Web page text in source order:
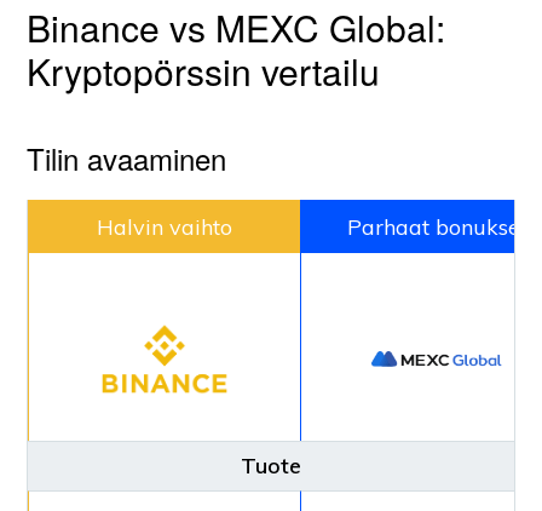
Binance vs MEXC Global:
Kryptopörssin vertailu
Tilin avaaminen
Halvin vaihto Parhaat bonukset
Tuote